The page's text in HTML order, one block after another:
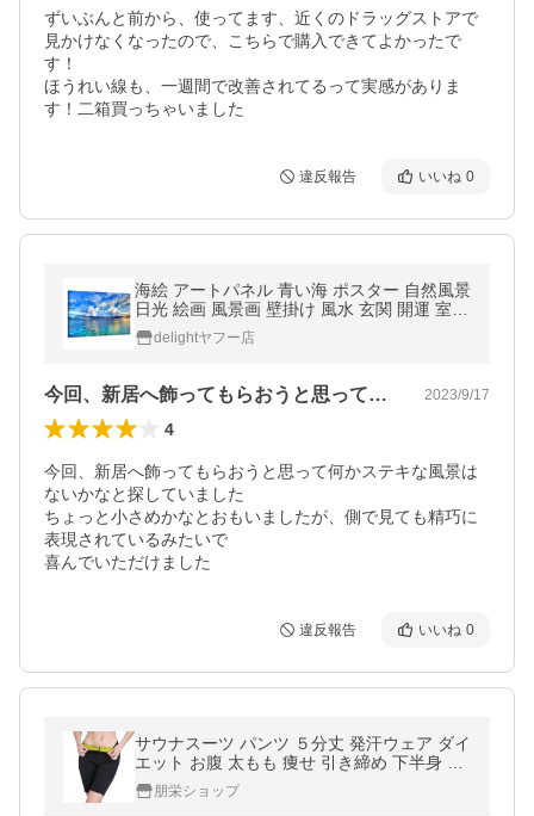
ずいぶんと前から、使ってます、近くのドラッグストアで
見かけなくなったので、こちらで購入できてよかったで
す！
ほうれい線も、一週間で改善されてるって実感がありま
す！二箱買っちゃいました
違反報告 いいね 0
海絵 アートパネル 青い海 ポスター 自然風景
日光 絵画 風景画 壁掛け 風水 玄関 開運 室内
装飾 木枠付きの完成品 (30x40cm x1Pcs)
delightヤフー店
今回、新居へ飾ってもらおうと思って何か… 2023/9/17
4
今回、新居へ飾ってもらおうと思って何かステキな風景は
ないかなと探していました
ちょっと小さめかなとおもいましたが、側で見ても精巧に
表現されているみたいで
喜んでいただけました
違反報告 いいね 0
サウナスーツ パンツ ５分丈 発汗ウェア ダイ
エット お腹 太もも 痩せ 引き締め 下半身 エ
クササイズ ホットシェイパー レディース 大
きいサイズ
朋栄ショップ